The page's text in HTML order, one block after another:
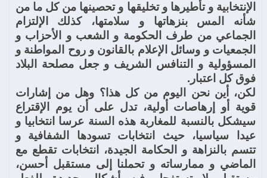
الإنتخابية و تأطيرها و تخليقها و تحصينها من كل ما من
شأنه المس بنزهاتها و سلامتها، كذلك الإلتزام
الجماعي من طرف الحكومة و الشعب و الأحزاب و
الجمعيات و وسائل الإعلام بالقانون و روح المواطنة و
المسؤولية و التنافس الشريف و جعل مصلحة البلاد
فوق كل اعتبار.
لكن، أين نحن اليوم من كل هذا؟ وهل من إشارات
قوية أو إرهاصات أولية، تدل على أن يوم الإقتراع
سيشكل بالنسبة للمغاربة هذه السنة عرسا انتخابيا و
عيدا سياسيا، حيث انتخابات تسودها الشفافية و
تتسم بالنزاهة و الحكامة الجيدة، انتخابات تقطع مع
الماضي و ممارساته و تحملنا إلى مستقبل أحسن،